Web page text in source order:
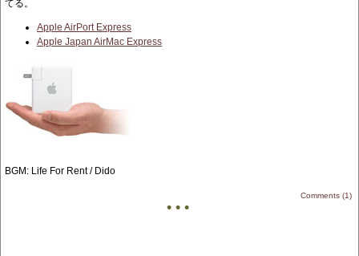
てる。
Apple AirPort Express
Apple Japan AirMac Express
BGM: Life For Rent / Dido
Comments (1)
• • •